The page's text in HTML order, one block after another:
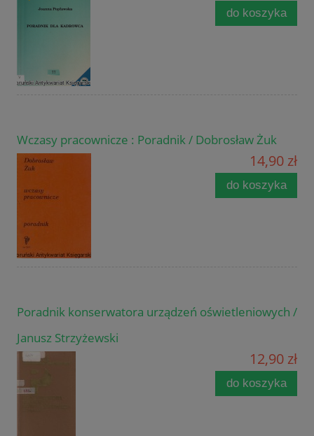
do koszyka
Wczasy pracownicze : Poradnik / Dobrosław Żuk
14,90 zł
do koszyka
Poradnik konserwatora urządzeń oświetleniowych /
Janusz Strzyżewski
12,90 zł
do koszyka